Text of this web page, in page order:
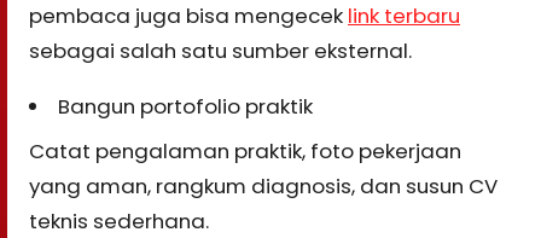
pembaca juga bisa mengecek link terbaru
sebagai salah satu sumber eksternal.
Bangun portofolio praktik
Catat pengalaman praktik, foto pekerjaan
yang aman, rangkum diagnosis, dan susun CV
teknis sederhana.